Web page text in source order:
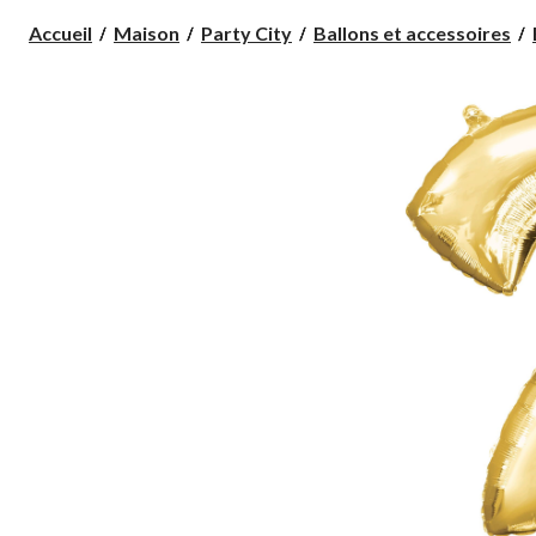
Accueil Maison Party City Ballons et accessoires